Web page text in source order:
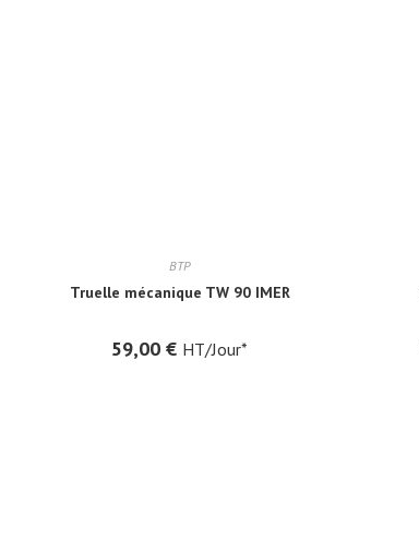
BTP
Truelle mécanique TW 90 IMER
59,00 € HT/Jour*